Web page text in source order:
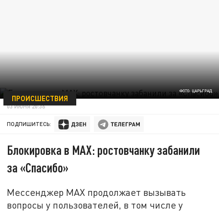
ФОТО: ЦАРЬГРАД
ПРОИСШЕСТВИЯ
03 ИЮНЯ 20:36
ПОДПИШИТЕСЬ:
Блокировка в MAX: ростовчанку забанили
за «Спасибо»
Мессенджер MAX продолжает вызывать
вопросы у пользователей, в том числе у